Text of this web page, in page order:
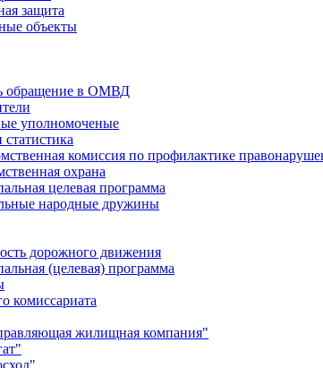
защита
объекты
обращение в ОМВД
уполномоченые
комиссия по профилактике
охрана
целевая программа
народные дружины
дорожного движения
(целевая) программа
комиссариата
жилищная компания"